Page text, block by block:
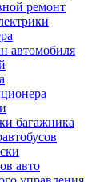
ремонт
автомобиля
багажника
авто